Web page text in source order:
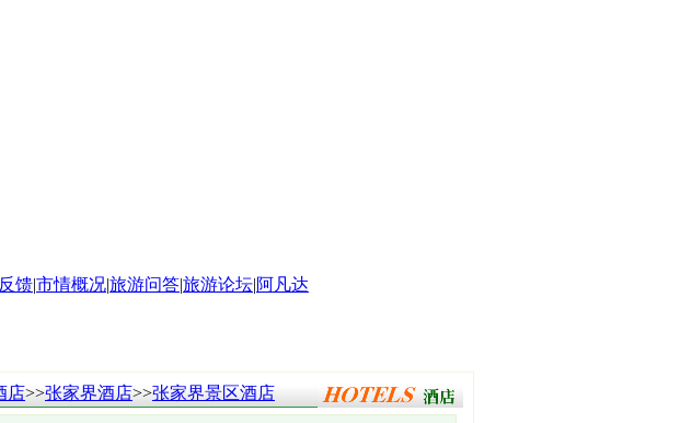
馈|市情概况|旅游问答|旅游论坛|阿凡达
店>>张家界酒店>>张家界景区酒店